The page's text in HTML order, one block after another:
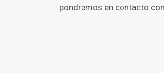
pondremos en contacto